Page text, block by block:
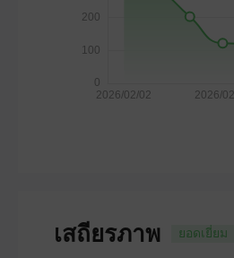
เสถียรภาพ ยอดเยี่ยม